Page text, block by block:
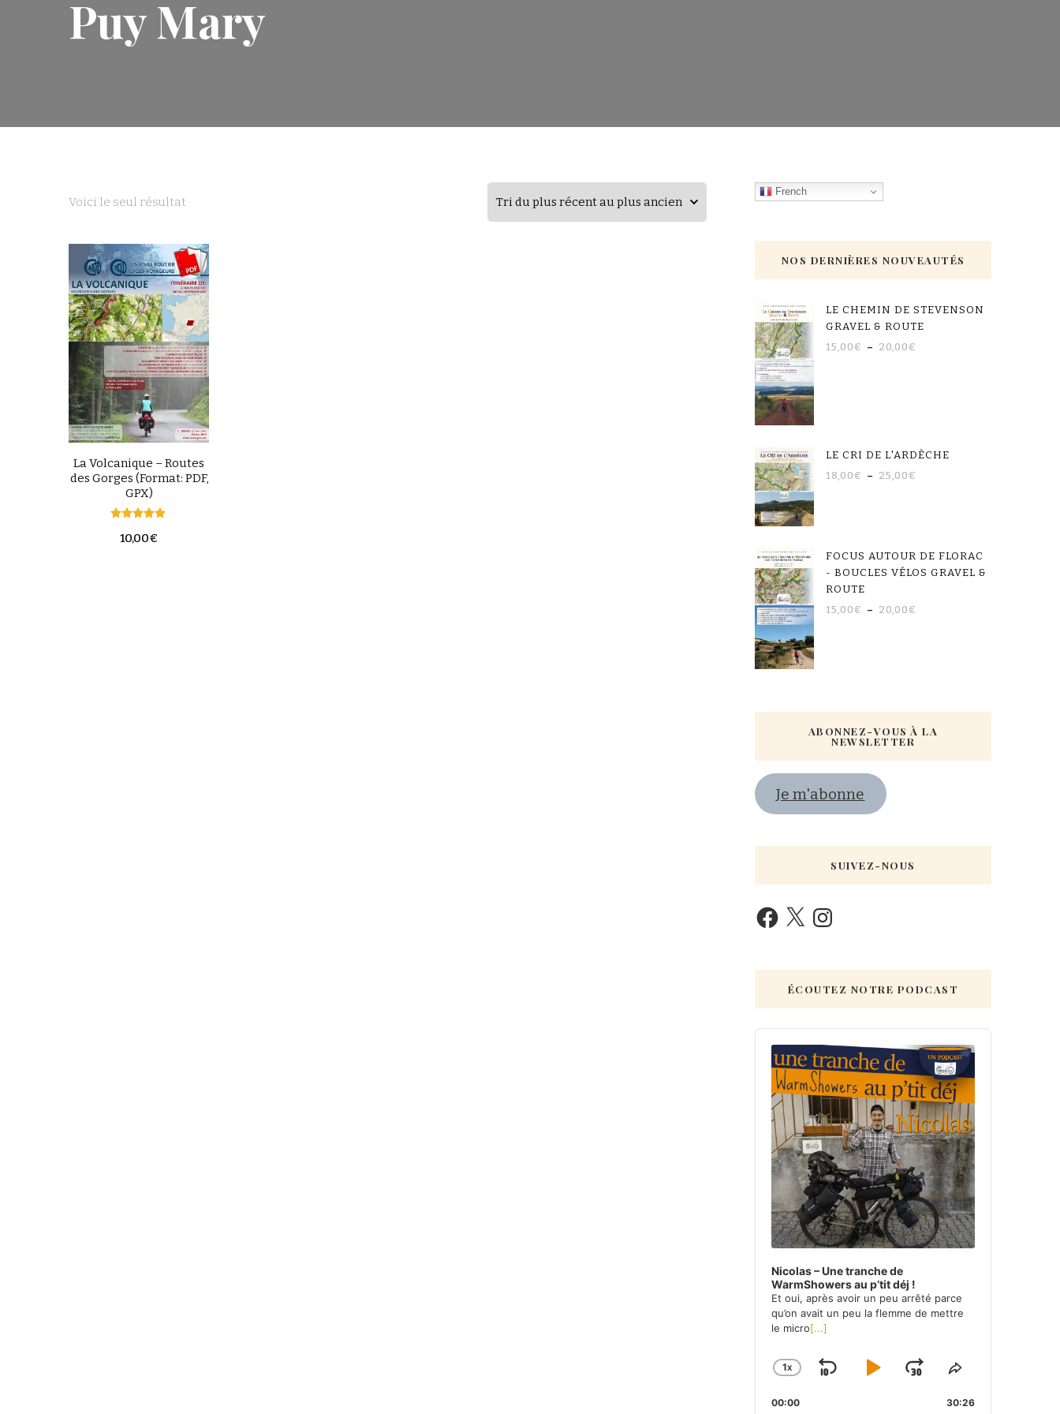
Puy Mary
Voici le seul résultat
La Volcanique – Routes
des Gorges (Format: PDF,
GPX)
5.00
10,00€
French
NOS DERNIÈRES NOUVEAUTÉS
LE CHEMIN DE STEVENSON
GRAVEL & ROUTE
15,00€ – 20,00€
LE CRI DE L'ARDÈCHE
18,00€ – 25,00€
FOCUS AUTOUR DE FLORAC
- BOUCLES VÉLOS GRAVEL &
ROUTE
15,00€ – 20,00€
ABONNEZ-VOUS À LA
NEWSLETTER
Je m'abonne
SUIVEZ-NOUS
ÉCOUTEZ NOTRE PODCAST
Audio
Player
Nicolas – Une tranche de
WarmShowers au p’tit déj !
Et oui, après avoir un peu arrêté parce
qu’on avait un peu la flemme de mettre
le micro[...]
CHANGE
RATE
1X
SKIP
BACKWARD
PLAY
PAUSE
JUMP
FORWARD
SHARE
EPISODE
00:00 30:26